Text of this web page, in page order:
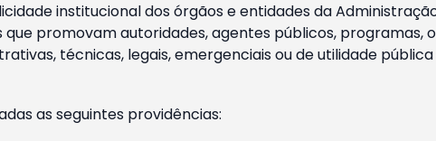
institucional dos órgãos e entidades da
promovam autoridades, agentes públicos, programas,
técnicas, legais, emergenciais ou de utilidade
as seguintes providências: